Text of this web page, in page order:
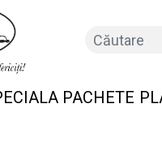
PACHETE